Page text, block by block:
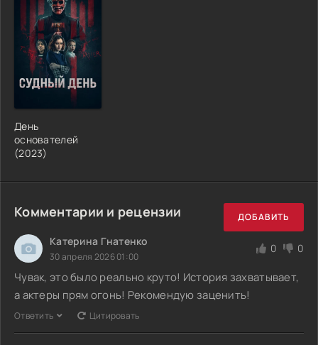
День
основателей
(2023)
Комментарии и рецензии ДОБАВИТЬ
Катерина Гнатенко
30 апреля 2026 01:00
0 0
Чувак, это было реально круто! История захватывает,
а актеры прям огонь! Рекомендую заценить!
Ответить Цитировать